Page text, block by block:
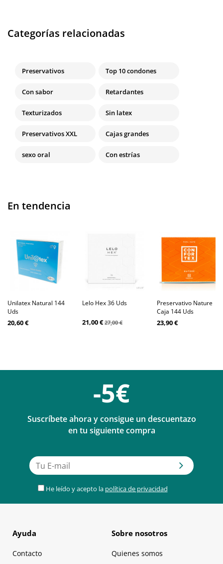
Categorías relacionadas
Preservativos Top 10 condones
Con sabor Retardantes
Texturizados Sin latex
Preservativos XXL Cajas grandes
sexo oral Con estrías
En tendencia
Unilatex Natural 144
Uds
20,60 €
Lelo Hex 36 Uds
21,00 €27,00 €
Preservativo Nature
Caja 144 Uds
23,90 €
-5€
Suscríbete ahora y consigue un descuentazo
en tu siguiente compra
He leído y acepto la política de privacidad
Ayuda
Contacto
Sobre nosotros
Quienes somos